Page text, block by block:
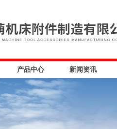
产品中心 新闻资讯